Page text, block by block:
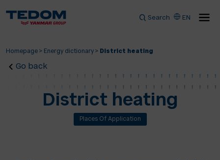
Search EN
Homepage > Energy dictionary > District heating
Go back
District heating
Places Of Application